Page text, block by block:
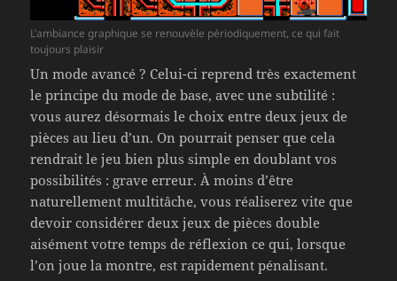
L’ambiance graphique se renouvèle périodiquement, ce qui fait
toujours plaisir
Un mode avancé ? Celui-ci reprend très exactement
le principe du mode de base, avec une subtilité :
vous aurez désormais le choix entre deux jeux de
pièces au lieu d’un. On pourrait penser que cela
rendrait le jeu bien plus simple en doublant vos
possibilités : grave erreur. À moins d’être
naturellement multitâche, vous réaliserez vite que
devoir considérer deux jeux de pièces double
aisément votre temps de réflexion ce qui, lorsque
l’on joue la montre, est rapidement pénalisant.